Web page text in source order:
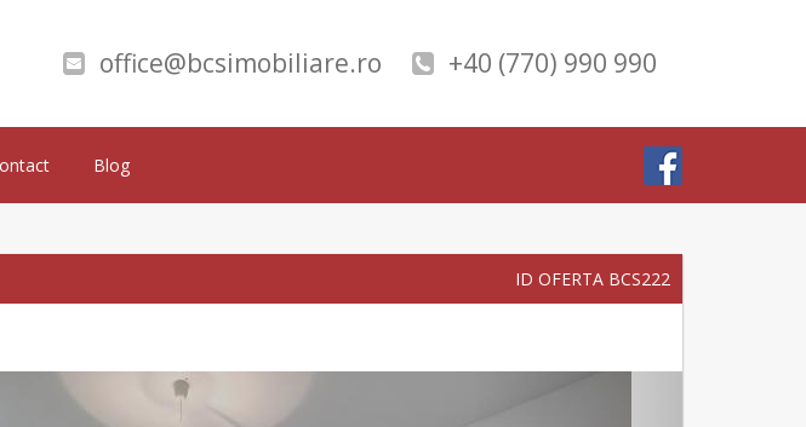
office@bcsimobiliare.ro +40 (770) 990 990
Blog
ID OFERTA BCS222